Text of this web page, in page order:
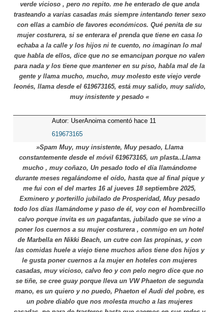
verde vicioso , pero no repito. me he enterado de que anda
trasteando a varias casadas más siempre intentando tener sexo
con ellas a cambio de favores económicos. Qué penita de su
mujer costurera, si se enterara el prenda que tiene en casa lo
echaba a la calle y los hijos ni te cuento, no imaginan lo mal
que habla de ellos, dice que no se emancipan porque no valen
para nada y los tiene que mantener en su piso, habla mal de la
gente y llama mucho, mucho, muy molesto este viejo verde
leonés, llama desde el 619673165, está muy salido, muy salido,
muy insistente y pesado «
Autor: UserAnoima comentó hace 11
meses
619673165
»Spam Muy, muy insistente, Muy pesado, Llama
constantemente desde el móvil 619673165, un plasta..Llama
mucho , muy coñazo, Un pesado todo el día llamándome
durante meses regalándome el oído, hasta que al final pique y
me fui con el del martes 16 al jueves 18 septiembre 2025,
Exminero y porterillo jubilado de Prosperidad, Muy pesado
todo los días llamándome y paso de él, voy con el hombrecillo
calvo porque invita es un pagafantas, jubilado que se vino a
poner los cuernos a su mujer costurera , conmigo en un hotel
de Marbella en Nikki Beach, un cutre con las propinas, y con
las comidas huele a viejo tiene muchos años tiene dos hijos y
le gusta poner cuernos a la mujer en hoteles con mujeres
casadas, muy vicioso, calvo feo y con pelo negro dice que no
se tiñe, se cree guay porque lleva un VW Phaeton de segunda
mano, es un quiero y no puedo, Phaeton el Audi del pobre, es
un pobre diablo que nos molesta mucho a las mujeres